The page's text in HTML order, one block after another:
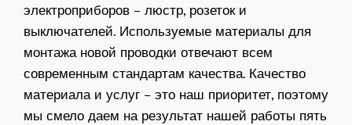
электроприборов – люстр, розеток и
выключателей. Используемые материалы для
монтажа новой проводки отвечают всем
современным стандартам качества. Качество
материала и услуг – это наш приоритет, поэтому
мы смело даем на результат нашей работы пять